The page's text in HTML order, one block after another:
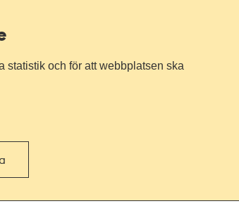
statistik och för att webbplatsen ska